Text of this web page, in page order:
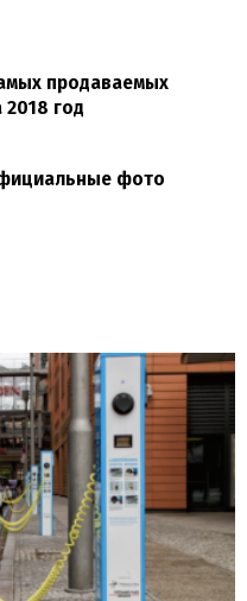
продаваемых
год
фото